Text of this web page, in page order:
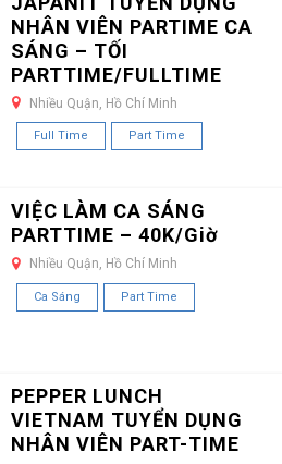
NHÂN VIÊN PARTIME CA
SÁNG – TỐI
PARTTIME/FULLTIME
Nhiều Quận, Hồ Chí Minh
Full Time Part Time
VIỆC LÀM CA SÁNG
PARTTIME – 40K/Giờ
Nhiều Quận, Hồ Chí Minh
Ca Sáng Part Time
PEPPER LUNCH
VIETNAM TUYỂN DỤNG
NHÂN VIÊN PART-TIME